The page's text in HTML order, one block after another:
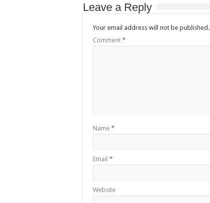
Leave a Reply
Your email address will not be published.
Comment *
Name *
Email *
Website